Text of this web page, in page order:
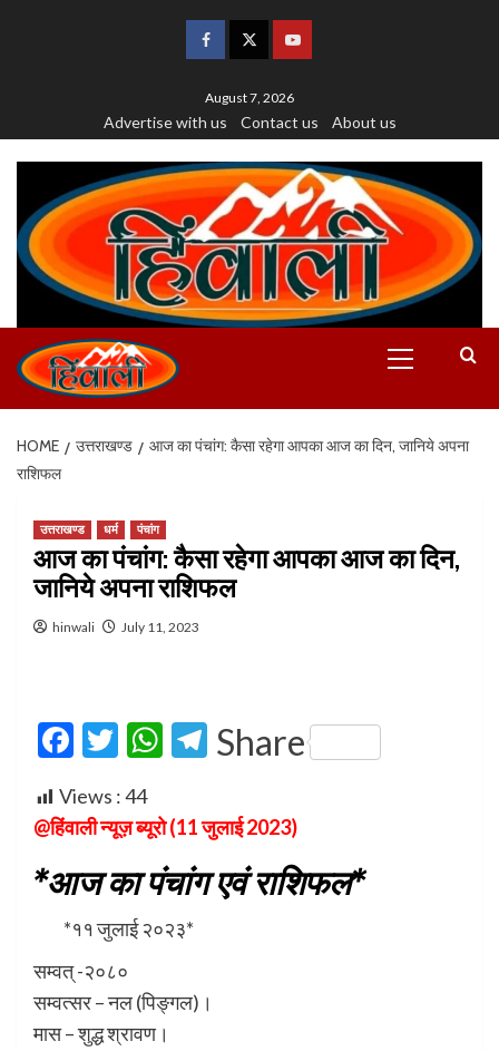
August 7, 2026
Advertise with us Contact us About us
HOME उत्तराखण्ड
आज का पंचांग: कैसा रहेगा आपका आज का दिन, जानिये अपना
राशिफल
उत्तराखण्ड धर्म पंचांग
आज का पंचांग: कैसा रहेगा आपका आज का दिन,
जानिये अपना राशिफल
hinwali July 11, 2023
Facebook
Twitter
WhatsApp
Telegram
Share
Views :44
@हिंवाली न्यूज़ ब्यूरो (11 जुलाई 2023)
*आज का पंचांग एवं राशिफल*
*११ जुलाई २०२३*
सम्वत् -२०८०
सम्वत्सर – नल (पिङ्गल)।
मास – शुद्ध श्रावण।